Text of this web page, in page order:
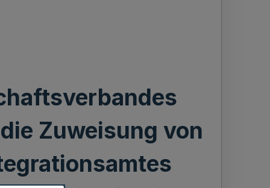
Zuweisung von